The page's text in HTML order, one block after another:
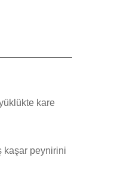
kare
kaşar peynirini